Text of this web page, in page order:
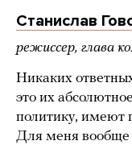
Станислав
режиссер, глава
Никаких
это их
политику, имеют
Для меня вообще